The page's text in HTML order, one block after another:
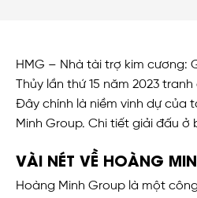
HMG – Nhà tài trợ kim cương:
Thủy lần thứ 15 năm 2023
Đây chính là niềm vinh dự của
Minh Group. Chi tiết giải đấu ở
VÀI NÉT VỀ HOÀNG
Hoàng Minh Group là một